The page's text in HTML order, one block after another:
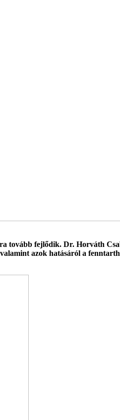
tovább fejlődik. Dr. Horváth
azok hatásáról a